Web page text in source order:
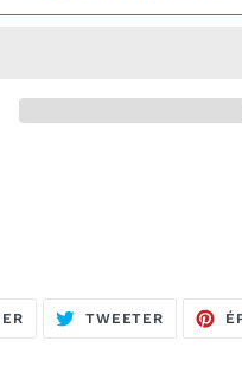
PARTAGERTWEETER TWEETER